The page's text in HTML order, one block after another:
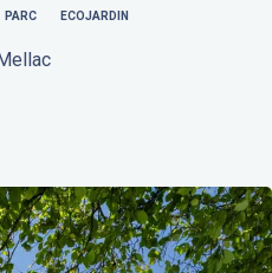
PARC ECOJARDIN
aux